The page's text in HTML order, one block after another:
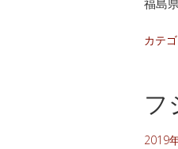
福島
カテ
フ
2019